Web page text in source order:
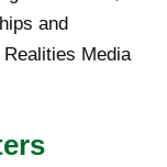
3
and
Media